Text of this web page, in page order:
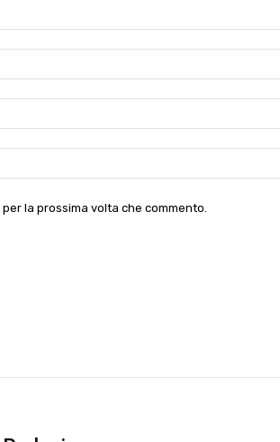
la prossima volta che commento.